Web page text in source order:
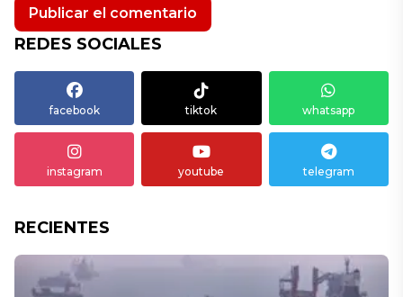
REDES SOCIALES
facebook tiktok whatsapp
instagram youtube telegram
RECIENTES